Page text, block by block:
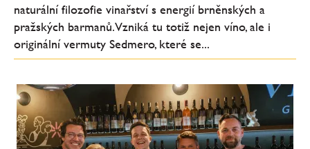
naturální filozofie vinařství s energií brněnských a
pražských barmanů. Vzniká tu totiž nejen víno, ale i
originální vermuty Sedmero, které se...